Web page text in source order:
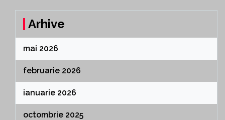
Arhive
mai 2026
februarie 2026
ianuarie 2026
octombrie 2025